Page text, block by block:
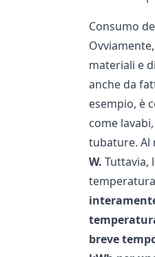
Consumo
materiali e
anche da
esempio, è
come
tubature. Al
W. Tuttavia,
breve